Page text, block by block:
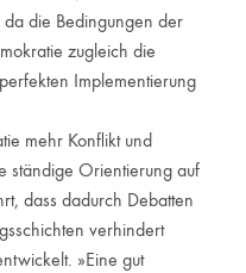
die Bedingungen der
zugleich die
Implementierung
mehr Konflikt und
ständige Orientierung auf
dass dadurch Debatten
verhindert
»Eine gut